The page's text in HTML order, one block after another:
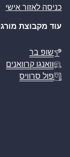
כניסה לאזור אישי
עוד מקבוצת
שופ בר
וואנגו קרוואנים
פול סרוויס